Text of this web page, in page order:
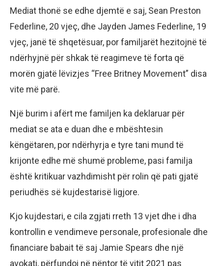
Mediat thonë se edhe djemtë e saj, Sean Preston
Federline, 20 vjeç, dhe Jayden James Federline, 19
vjeç, janë të shqetësuar, por familjarët hezitojnë të
ndërhyjnë për shkak të reagimeve të forta që
morën gjatë lëvizjes “Free Britney Movement” disa
vite më parë.
Një burim i afërt me familjen ka deklaruar për
mediat se ata e duan dhe e mbështesin
këngëtaren, por ndërhyrja e tyre tani mund të
krijonte edhe më shumë probleme, pasi familja
është kritikuar vazhdimisht për rolin që pati gjatë
periudhës së kujdestarisë ligjore.
Kjo kujdestari, e cila zgjati rreth 13 vjet dhe i dha
kontrollin e vendimeve personale, profesionale dhe
financiare babait të saj Jamie Spears dhe një
avokati, përfundoi në nëntor të vitit 2021 pas